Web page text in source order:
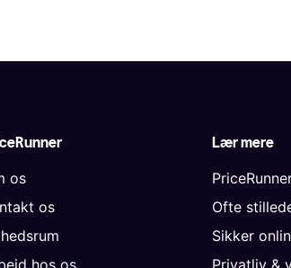
os
os
hos os
Lær mere
Ofte
Sikker
Privatliv &